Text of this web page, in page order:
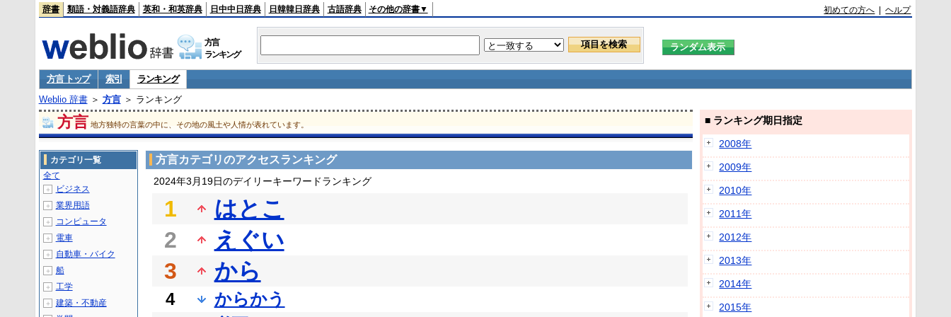
辞書 類語・対義語辞典 英和・和英辞典 日中中日辞典 日韓韓日辞典 古語辞典 その他の辞書▼ 初めての方へ |ヘルプ
方言
ランキング
方言 トップ 索引
ランキング
Weblio 辞書＞ 方言＞ ランキング
方言 地方独特の言葉の中に、その地の風土や人情が表れています。
方言カテゴリのアクセスランキング
2024年3月19日のデイリーキーワードランキング
1
はとこ
2
えぐい
3
から
4
からかう
カテゴリ一覧
全て
＋ ビジネス
＋ 業界用語
＋ コンピュータ
＋ 電車
＋ 自動車・バイク
＋ 船
＋ 工学
＋ 建築・不動産
■ ランキング期日指定
2008年
2009年
2010年
2011年
2012年
2013年
2014年
2015年